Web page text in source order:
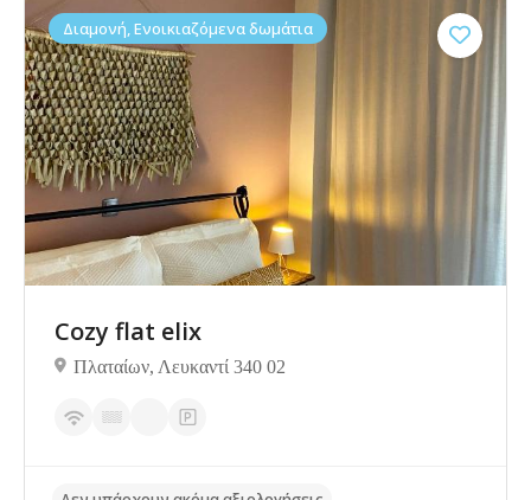
Δεν υπάρχουν ακόμα αξιολογήσεις
Διαμονή, Ενοικιαζόμενα δωμάτια
Cozy flat elix
Πλαταίων, Λευκαντί 340 02